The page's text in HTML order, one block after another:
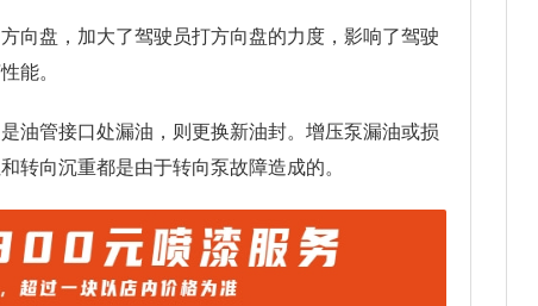
向盘，加大了驾驶员打方向盘的力度，影响了驾驶
能。
油管接口处漏油，则更换新油封。增压泵漏油或损
转向沉重都是由于转向泵故障造成的。